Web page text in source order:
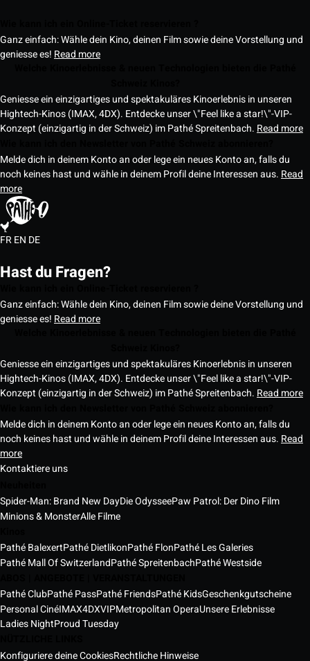
Ganz einfach: Wähle dein Kino, deinen Film sowie deine Vorstellung und
geniesse es! Read more
Geniesse ein einzigartiges und spektakuläres Kinoerlebnis in unseren
Hightech-Kinos (IMAX, 4DX). Entdecke unser \"Feel like a star!\"-VIP-
Konzept (einzigartig in der Schweiz) im Pathé Spreitenbach. Read more
Melde dich in deinem Konto an oder lege ein neues Konto an, falls du
noch keines hast und wähle in deinem Profil deine Interessen aus. Read
more
FREN DE
Hast du Fragen?
Ganz einfach: Wähle dein Kino, deinen Film sowie deine Vorstellung und
geniesse es! Read more
Geniesse ein einzigartiges und spektakuläres Kinoerlebnis in unseren
Hightech-Kinos (IMAX, 4DX). Entdecke unser \"Feel like a star!\"-VIP-
Konzept (einzigartig in der Schweiz) im Pathé Spreitenbach. Read more
Melde dich in deinem Konto an oder lege ein neues Konto an, falls du
noch keines hast und wähle in deinem Profil deine Interessen aus. Read
more
Kontaktiere uns
Spider-Man: Brand New DayDie OdysseePaw Patrol: Der Dino Film
Minions & MonsterAlle Filme
Pathé BalexertPathé DietlikonPathé FlonPathé Les Galeries
Pathé Mall Of SwitzerlandPathé SpreitenbachPathé Westside
Pathé ClubPathé PassPathé FriendsPathé KidsGeschenkgutscheine
Personal CinéIMAX4DXVIPMetropolitan OperaUnsere Erlebnisse
Ladies NightProud Tuesday
Konfiguriere deine CookiesRechtliche Hinweise